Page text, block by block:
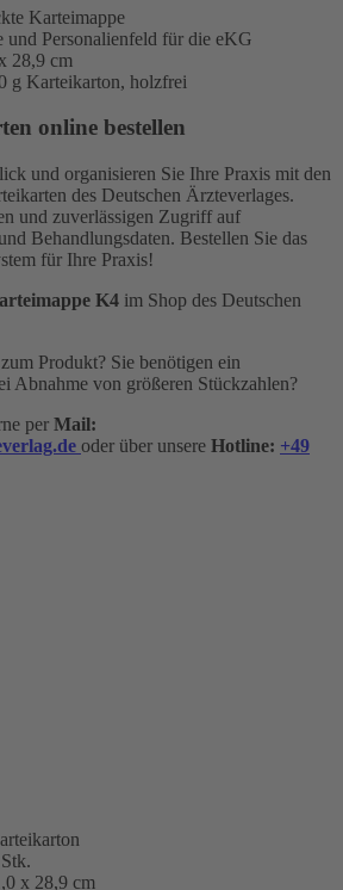
Karteimappe
und Personalienfeld für die eKG
28,9 cm
g Karteikarton, holzfrei
online bestellen
und organisieren Sie Ihre Praxis mit den
des Deutschen Ärzteverlages.
und zuverlässigen Zugriff auf
Behandlungsdaten. Bestellen Sie das
für Ihre Praxis!
K4 im Shop des Deutschen
Produkt? Sie benötigen ein
Abnahme von größeren Stückzahlen?
per Mail:
oder über unsere Hotline: +49
x 28,9 cm